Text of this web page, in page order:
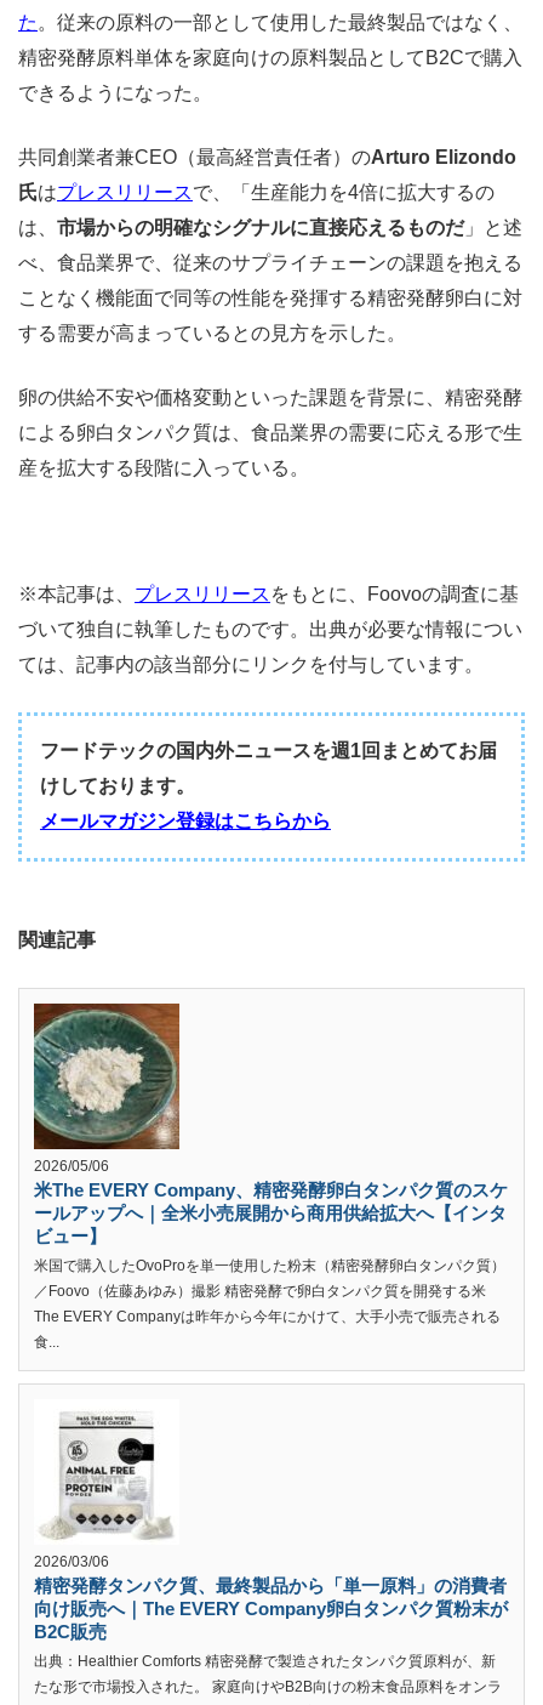
た。従来の原料の一部として使用した最終製品ではなく、
精密発酵原料単体を家庭向けの原料製品としてB2Cで購入
できるようになった。
共同創業者兼CEO（最高経営責任者）のArturo Elizondo
氏はプレスリリースで、「生産能力を4倍に拡大するの
は、 市場からの明確なシグナルに直接応えるものだ」と述
べ、食品業界で、従来のサプライチェーンの課題を抱える
ことなく機能面で同等の性能を発揮する精密発酵卵白に対
する需要が高まっているとの見方を示した。
卵の供給不安や価格変動といった課題を背景に、精密発酵
による卵白タンパク質は、食品業界の需要に応える形で生
産を拡大する段階に入っている。
※本記事は、 プレスリリース をもとに、Foovoの調査に基
づいて独自に執筆したものです。出典が必要な情報につい
ては、記事内の該当部分にリンクを付与しています。
フードテックの国内外ニュースを週1回まとめてお届
けしております。
メールマガジン登録はこちらから
関連記事
2026/05/06
米The EVERY Company、精密発酵卵白タンパク質のスケ
ールアップへ｜全米小売展開から商用供給拡大へ【インタ
ビュー】
米国で購入したOvoProを単一使用した粉末（精密発酵卵白タンパク質）
／Foovo（佐藤あゆみ）撮影 精密発酵で卵白タンパク質を開発する米
The EVERY Companyは昨年から今年にかけて、大手小売で販売される
食...
2026/03/06
精密発酵タンパク質、最終製品から「単一原料」の消費者
向け販売へ｜The EVERY Company卵白タンパク質粉末が
B2C販売
出典：Healthier Comforts 精密発酵で製造されたタンパク質原料が、新
たな形で市場投入された。 家庭向けやB2B向けの粉末食品原料をオンラ